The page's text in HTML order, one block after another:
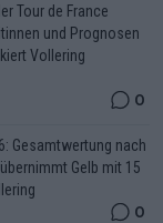
Tour de France
und Prognosen
Vollering
0
Gesamtwertung nach
Gelb mit 15
0